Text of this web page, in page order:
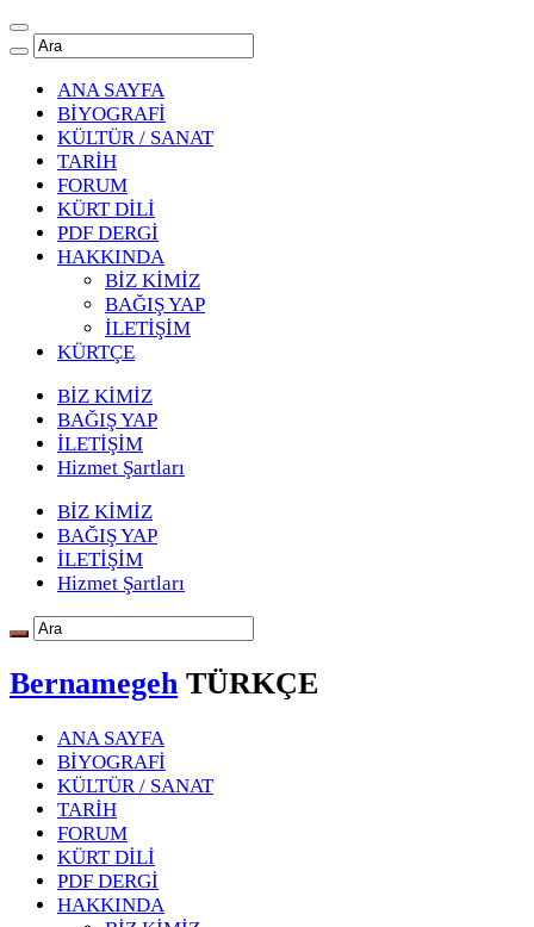
ANA SAYFA
BİYOGRAFİ
KÜLTÜR / SANAT
TARİH
FORUM
KÜRT DİLİ
PDF DERGİ
HAKKINDA
BİZ KİMİZ
BAĞIŞ YAP
İLETİŞİM
KÜRTÇE
BİZ KİMİZ
BAĞIŞ YAP
İLETİŞİM
Hizmet Şartları
BİZ KİMİZ
BAĞIŞ YAP
İLETİŞİM
Hizmet Şartları
Bernamegeh TÜRKÇE
ANA SAYFA
BİYOGRAFİ
KÜLTÜR / SANAT
TARİH
FORUM
KÜRT DİLİ
PDF DERGİ
HAKKINDA